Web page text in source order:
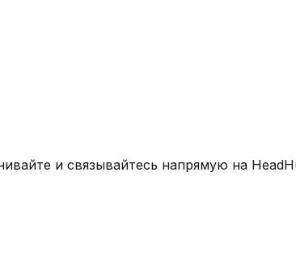
и связывайтесь напрямую на